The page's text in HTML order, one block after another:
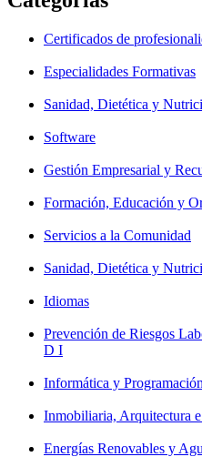
Certificados de
Especialidades Formativas
Sanidad, Dietética y
Software
Gestión Empresarial y
Formación, Educación y
Servicios a la Comunidad
Sanidad, Dietética y
Idiomas
Prevención de Riesgos
D I
Informática y Programación
Inmobiliaria, Arquitectura
Energías Renovables y